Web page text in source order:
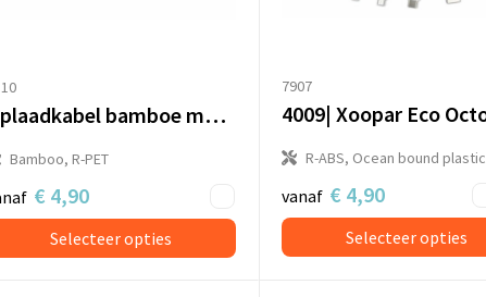
Oplaadkabel bamboe met R-PET
Bamboo, R-PET
€ 4,90
Selecteer opties
7907
R-ABS, Ocean bound plastic
vanaf € 4,90
Selecteer opties